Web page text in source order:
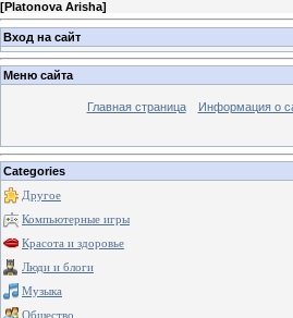
[Platonova Arisha]
Вход на сайт
Меню сайта
Главная страница Информация о
Categories
Другое
Компьютерные игры
Красота и здоровье
Люди и блоги
Музыка
Общество